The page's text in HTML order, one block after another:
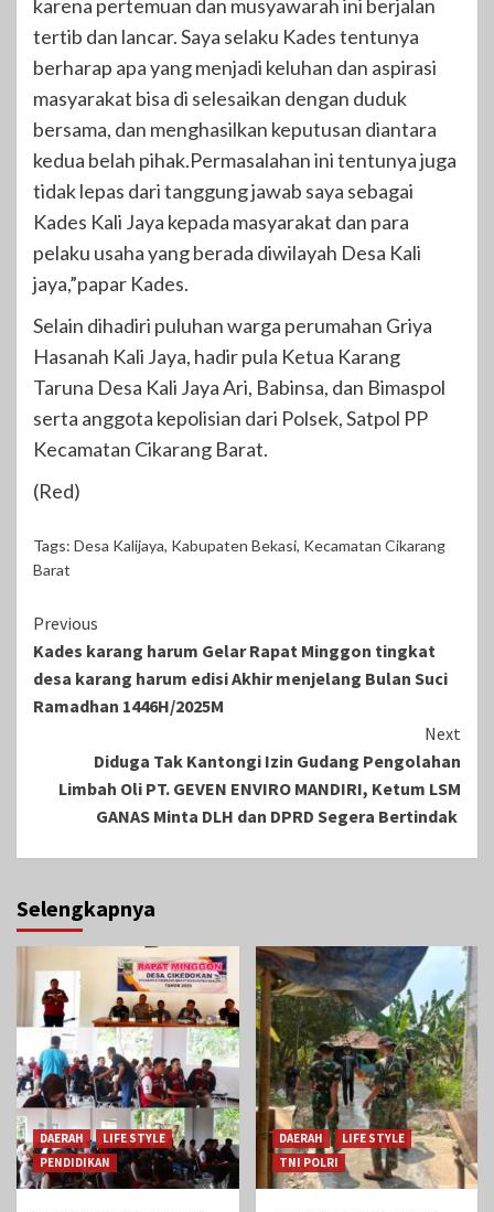
karena pertemuan dan musyawarah ini berjalan
tertib dan lancar. Saya selaku Kades tentunya
berharap apa yang menjadi keluhan dan aspirasi
masyarakat bisa di selesaikan dengan duduk
bersama, dan menghasilkan keputusan diantara
kedua belah pihak.Permasalahan ini tentunya juga
tidak lepas dari tanggung jawab saya sebagai
Kades Kali Jaya kepada masyarakat dan para
pelaku usaha yang berada diwilayah Desa Kali
jaya,”papar Kades.
Selain dihadiri puluhan warga perumahan Griya
Hasanah Kali Jaya, hadir pula Ketua Karang
Taruna Desa Kali Jaya Ari, Babinsa, dan Bimaspol
serta anggota kepolisian dari Polsek, Satpol PP
Kecamatan Cikarang Barat.
(Red)
Tags: Desa Kalijaya, Kabupaten Bekasi, Kecamatan Cikarang
Barat
Continue
Reading
Previous
Kades karang harum Gelar Rapat Minggon tingkat
desa karang harum edisi Akhir menjelang Bulan Suci
Ramadhan 1446H/2025M
Next
Diduga Tak Kantongi Izin Gudang Pengolahan
Limbah Oli PT. GEVEN ENVIRO MANDIRI, Ketum LSM
GANAS Minta DLH dan DPRD Segera Bertindak
Selengkapnya
DAERAH
LIFE STYLE
PENDIDIKAN
DAERAH
LIFE STYLE
TNI POLRI